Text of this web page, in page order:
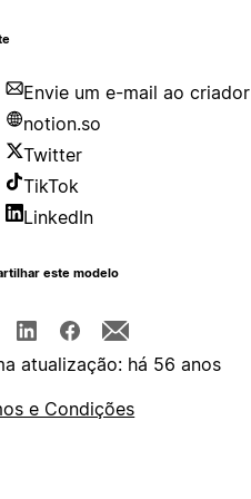
Envie um e-mail ao criador
notion.so
Twitter
TikTok
LinkedIn
este modelo
atualização: há 56 anos
e Condições